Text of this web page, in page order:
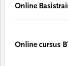
Online
Online cursus